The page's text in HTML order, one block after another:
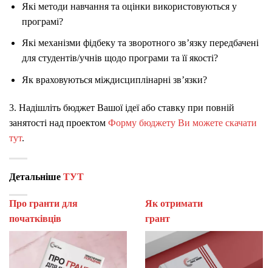
Які методи навчання та оцінки використовуються у
програмі?
Які механізми фідбеку та зворотного зв’язку передбачені
для студентів/учнів щодо програми та її якості?
Як враховуються міждисциплінарні зв’язки?
3. Надішліть бюджет Вашої ідеї або ставку при повній
занятості над проектом Форму бюджету Ви можете скачати
тут.
Детальніше ТУТ
Про гранти для
початківців
Як отримати